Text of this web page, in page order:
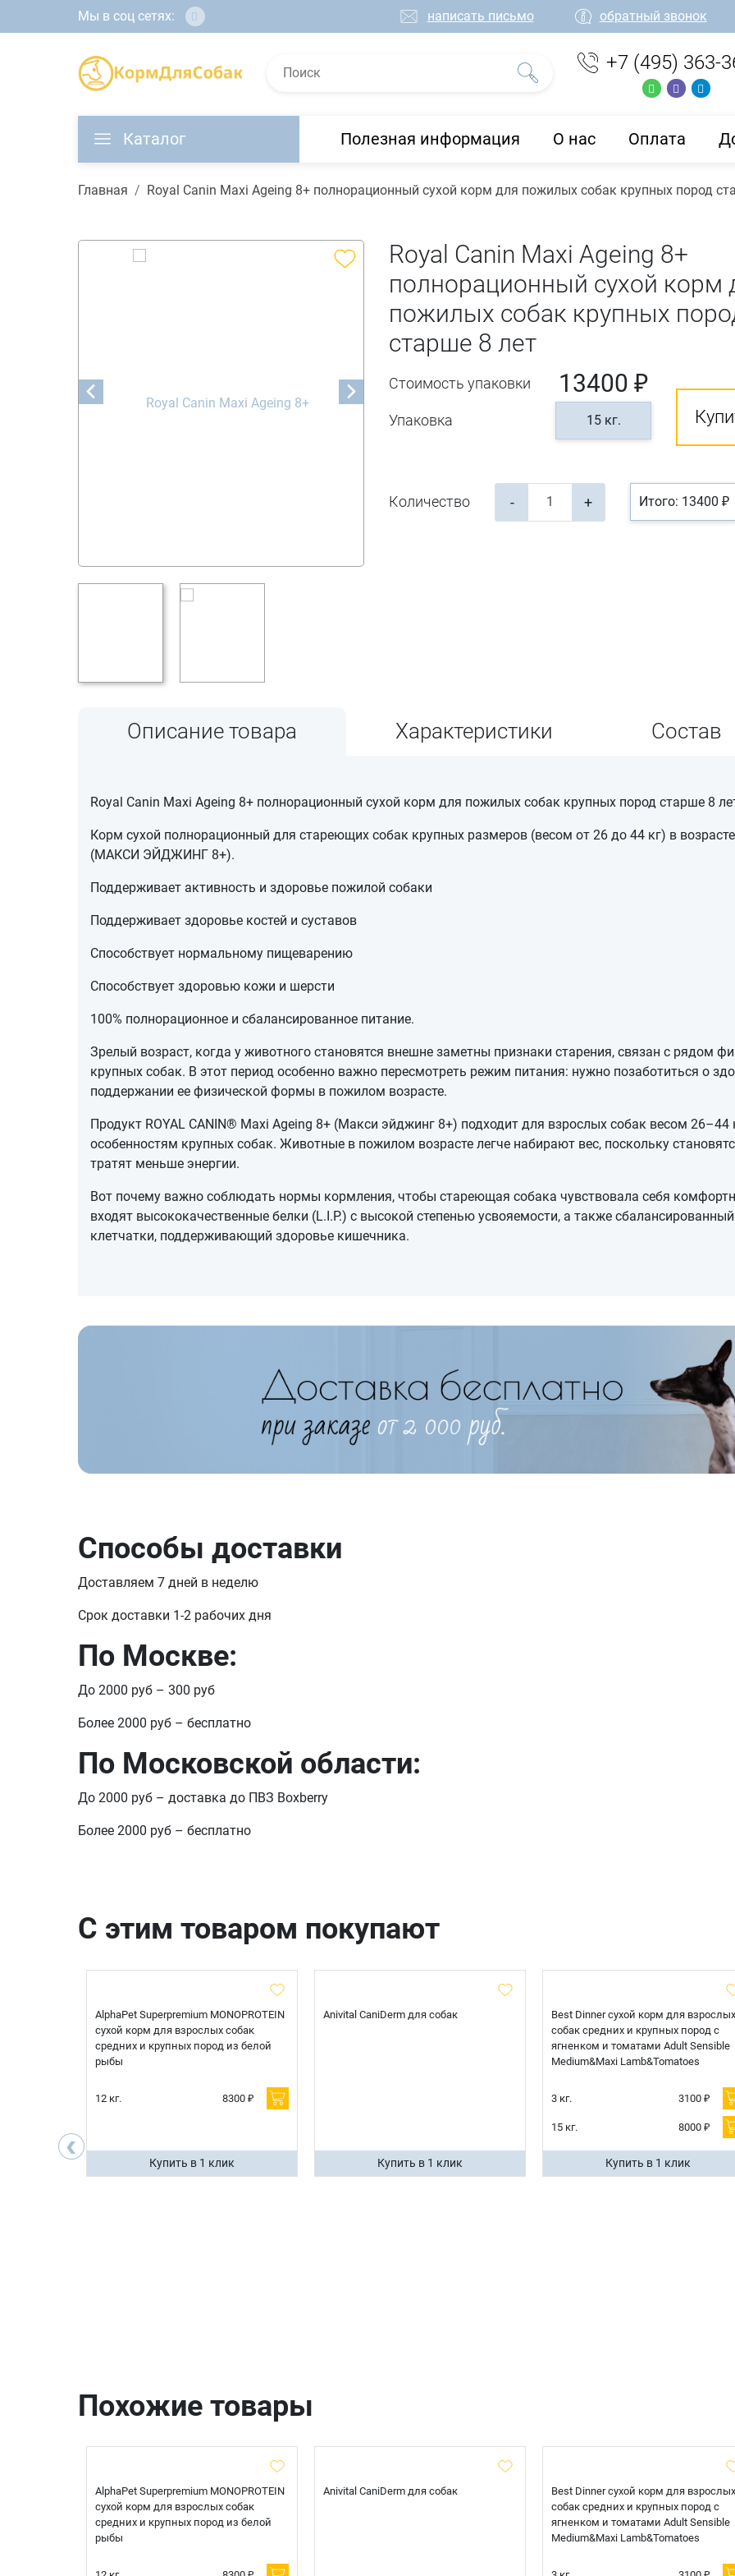
Мы в соц сетях: написать письмо обратный звонок
+7 (495) 363-
Каталог Полезная информация О нас Оплата
Главная Royal Canin Maxi Ageing 8+ полнорационный сухой корм для пожилых собак крупных пород
Royal Canin Maxi Ageing 8+
полнорационный сухой корм
пожилых собак крупных
старше 8 лет
Стоимость упаковки
Упаковка
13400 ₽
15 кг.
Количество - + Итого: 13400 ₽
Описание товара Характеристики Состав
Royal Canin Maxi Ageing 8+ полнорационный сухой корм для пожилых собак крупных пород старше 8
Корм сухой полнорационный для стареющих собак крупных размеров (весом от 26 до 44 кг) в возрасте
(МАКСИ ЭЙДЖИНГ 8+).
Поддерживает активность и здоровье пожилой собаки
Поддерживает здоровье костей и суставов
Способствует нормальному пищеварению
Способствует здоровью кожи и шерсти
100% полнорационное и сбалансированное питание.
Зрелый возраст, когда у животного становятся внешне заметны признаки старения, связан с рядом
крупных собак. В этот период особенно важно пересмотреть режим питания: нужно позаботиться о
поддержании ее физической формы в пожилом возрасте.
Продукт ROYAL CANIN® Maxi Ageing 8+ (Макси эйджинг 8+) подходит для взрослых собак весом
особенностям крупных собак. Животные в пожилом возрасте легче набирают вес, поскольку
тратят меньше энергии.
Вот почему важно соблюдать нормы кормления, чтобы стареющая собака чувствовала себя
входят высококачественные белки (L.I.P.) с высокой степенью усвояемости, а также
клетчатки, поддерживающий здоровье кишечника.
Способы доставки
Доставляем 7 дней в неделю
Срок доставки 1-2 рабочих дня
По Москве:
До 2000 руб – 300 руб
Более 2000 руб – бесплатно
По Московской области:
До 2000 руб – доставка до ПВЗ Boxberry
Более 2000 руб – бесплатно
С этим товаром покупают
‹
AlphaPet Superpremium MONOPROTEIN
сухой корм для взрослых собак
средних и крупных пород из белой
рыбы
12 кг. 8300 ₽
Купить в 1 клик
Anivital CaniDerm для собак
Купить в 1 клик
Best Dinner сухой корм для взрослых
собак средних и крупных пород с
ягненком и томатами Adult Sensible
Medium&Maxi Lamb&Tomatoes
3 кг. 3100 ₽
15 кг. 8000 ₽
Купить в 1 клик
Похожие товары
AlphaPet Superpremium MONOPROTEIN
сухой корм для взрослых собак
средних и крупных пород из белой
рыбы
Anivital CaniDerm для собак
Best Dinner сухой корм для взрослых
собак средних и крупных пород с
ягненком и томатами Adult Sensible
Medium&Maxi Lamb&Tomatoes